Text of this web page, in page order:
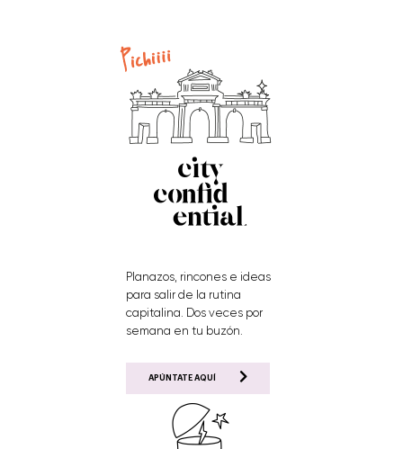
Planazos, rincones e ideas
para salir de la rutina
capitalina. Dos veces por
semana en tu buzón.
APÚNTATE AQUÍ